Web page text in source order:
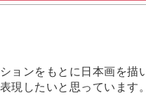
ョンをもとに日本画を描
います。 日本の伝統的な絵画技法であ